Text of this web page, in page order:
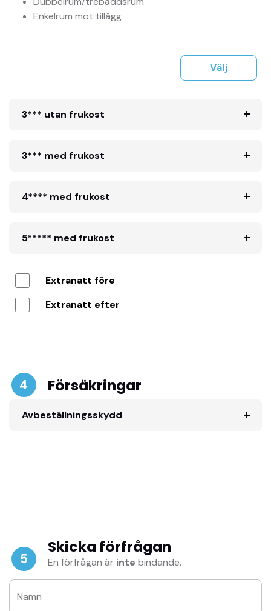
Enkelrum mot tillägg
Välj
3*** utan frukost
3*** med frukost
4**** med frukost
5***** med frukost
Extranatt före
Extranatt efter
4 Försäkringar
Avbeställningsskydd
5
Skicka förfrågan
En förfrågan är inte bindande.
Namn